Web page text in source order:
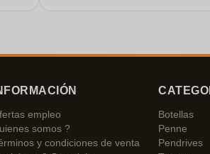
empleo
somos ?
y condiciones de venta
Botellas
Penne
Pendrives